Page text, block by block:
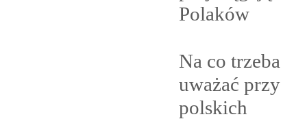
Polaków
Na co trzeba
uważać przy
polskich